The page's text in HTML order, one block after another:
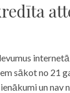
sākot no 21
un nav